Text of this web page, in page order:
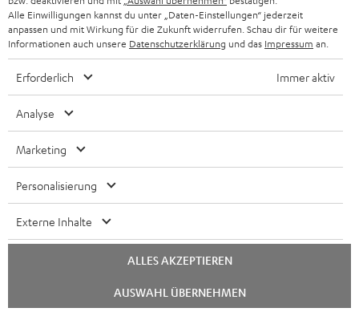
Standfuß
AC
3001
Schwarz
Standfuß AC 3001 SP
Standfuß der HiFi-Klasse für Säulen-
und Micro-Lautsprecher
€ 74,99
Subwoofer
Wireless
Subwoofer Wireless Maker
Wireless Set für die kabellose
Ansteuerung der beiden System 6
Alle Einwilligungen kannst du unter „Daten-Einstellungen“ jederzeit
anpassen und mit Wirkung für die Zukunft widerrufen. Schau dir für weitere
Informationen auch unsere Datenschutzerklärung und das Impressum an.
Erforderlich Immer aktiv
Analyse
Marketing
Personalisierung
Externe Inhalte
ALLES AKZEPTIEREN
AUSWAHL ÜBERNEHMEN